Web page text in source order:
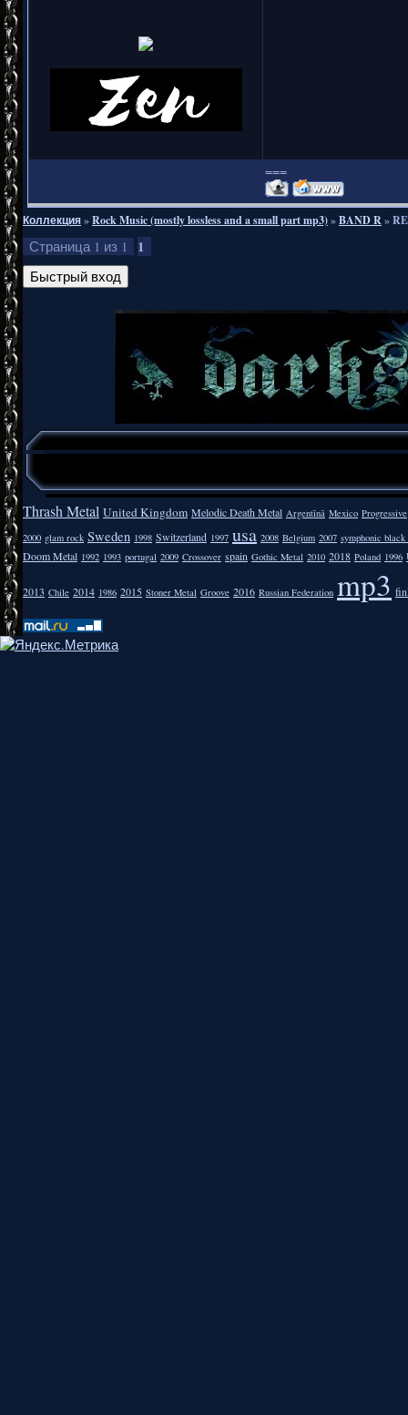
===
Коллекция»Rock Music (mostly lossless and a small part mp3)»BAND R»
Страница 1 из 1 1
Thrash Metal United Kingdom Melodic Death Metal Argentīnā Mexico Progressive
2000 glam rock Sweden 1998 Switzerland 1997 usa 2008 Belgium 2007 symphonic
Doom Metal 1992 1993 portugal 2009 Crossover spain Gothic Metal 2010 2018 Poland 1996
2013 Chile 2014 1986 2015 Stoner Metal Groove 2016 Russian Federation mp3